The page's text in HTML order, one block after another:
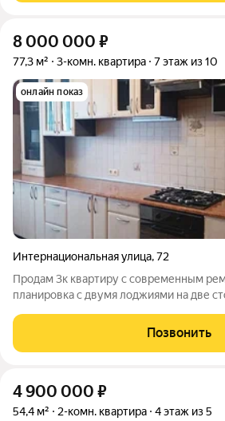
8 000 000 ₽
77,3 м² 3-комн. квартира 7 этаж из 10
онлайн показ
Интернациональная улица,72
Продам 3к квартиру с современным
планировка с двумя лоджиями на две
эксклюзивная, делалась "под себя".
живую", чем читать. Новым
Позвонить
4 900 000 ₽
54,4 м² 2-комн. квартира 4 этаж из 5